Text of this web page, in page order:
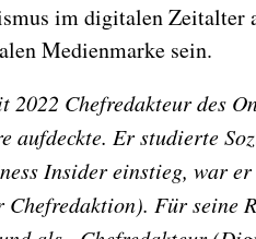
im digitalen Zeitalter
Medienmarke sein.
2022 Chefredakteur des
aufdeckte. Er studierte
Insider einstieg, war
Für seine